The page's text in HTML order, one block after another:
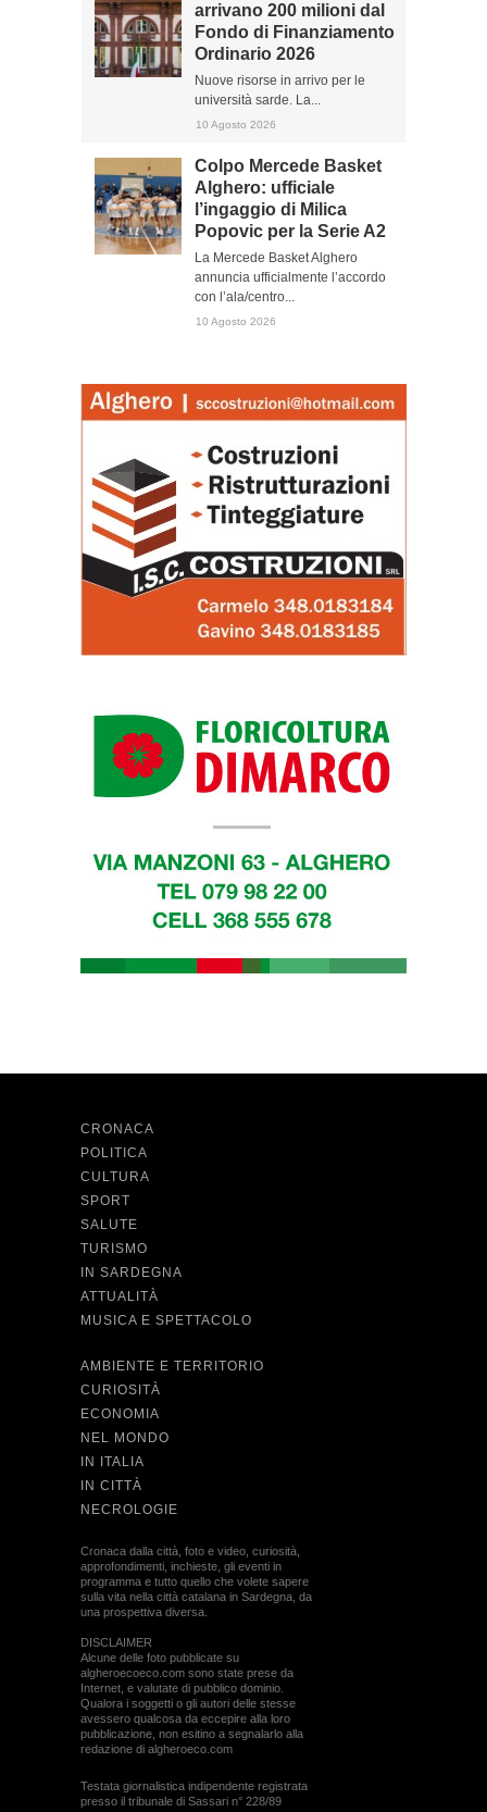
arrivano 200 milioni dal
Fondo di Finanziamento
Ordinario 2026
Nuove risorse in arrivo per le
università sarde. La...
10 Agosto 2026
Colpo Mercede Basket
Alghero: ufficiale
l’ingaggio di Milica
Popovic per la Serie A2
La Mercede Basket Alghero
annuncia ufficialmente l’accordo
con l’ala/centro...
10 Agosto 2026
CRONACA
POLITICA
CULTURA
SPORT
SALUTE
TURISMO
IN SARDEGNA
ATTUALITÀ
MUSICA E SPETTACOLO
AMBIENTE E TERRITORIO
CURIOSITÀ
ECONOMIA
NEL MONDO
IN ITALIA
IN CITTÀ
NECROLOGIE
Cronaca dalla città, foto e video, curiosità,
approfondimenti, inchieste, gli eventi in
programma e tutto quello che volete sapere
sulla vita nella città catalana in Sardegna, da
una prospettiva diversa.
DISCLAIMER
Alcune delle foto pubblicate su
algheroecoeco.com sono state prese da
Internet, e valutate di pubblico dominio.
Qualora i soggetti o gli autori delle stesse
avessero qualcosa da eccepire alla loro
pubblicazione, non esitino a segnalarlo alla
redazione di algheroeco.com
Testata giornalistica indipendente registrata
presso il tribunale di Sassari n° 228/89